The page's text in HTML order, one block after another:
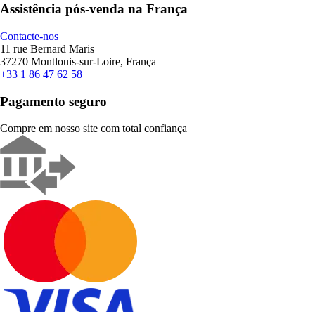
Assistência pós-venda na França
Contacte-nos
11 rue Bernard Maris
37270 Montlouis-sur-Loire, França
+33 1 86 47 62 58
Pagamento seguro
Compre em nosso site com total confiança